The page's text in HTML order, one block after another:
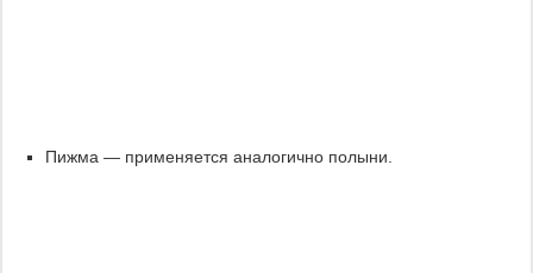
Пижма — применяется аналогично полыни.